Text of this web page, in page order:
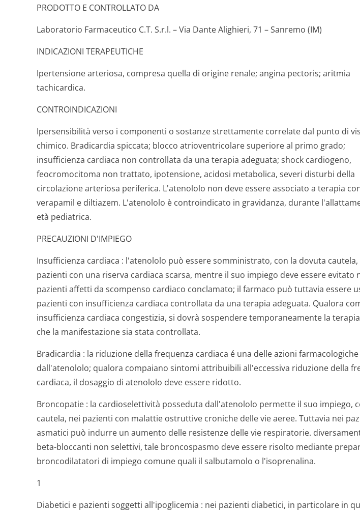
PRODOTTO E CONTROLLATO DA
Laboratorio Farmaceutico C.T. S.r.l. – Via Dante Alighieri, 71 – Sanremo (IM)
INDICAZIONI TERAPEUTICHE
Ipertensione arteriosa, compresa quella di origine renale; angina pectoris; aritmia
tachicardica.
CONTROINDICAZIONI
Ipersensibilità verso i componenti o sostanze strettamente correlate dal punto di
chimico. Bradicardia spiccata; blocco atrioventricolare superiore al primo grado;
insufficienza cardiaca non controllata da una terapia adeguata; shock cardiogeno,
feocromocitoma non trattato, ipotensione, acidosi metabolica, severi disturbi della
circolazione arteriosa periferica. L'atenololo non deve essere associato a terapia
verapamil e diltiazem. L'atenololo è controindicato in gravidanza, durante
età pediatrica.
PRECAUZIONI D'IMPIEGO
Insufficienza cardiaca : l'atenololo può essere somministrato, con la dovuta cautela,
pazienti con una riserva cardiaca scarsa, mentre il suo impiego deve essere evitato
pazienti affetti da scompenso cardiaco conclamato; il farmaco può tuttavia essere
pazienti con insufficienza cardiaca controllata da una terapia adeguata. Qualora
insufficienza cardiaca congestizia, si dovrà sospendere temporaneamente la
che la manifestazione sia stata controllata.
Bradicardia : la riduzione della frequenza cardiaca é una delle azioni
dall'atenololo; qualora compaiano sintomi attribuibili all'eccessiva riduzione della
cardiaca, il dosaggio di atenololo deve essere ridotto.
Broncopatie : la cardioselettività posseduta dall'atenololo permette il suo impiego,
cautela, nei pazienti con malattie ostruttive croniche delle vie aeree. Tuttavia nei
asmatici può indurre un aumento delle resistenze delle vie respiratorie.
beta-bloccanti non selettivi, tale broncospasmo deve essere risolto mediante
broncodilatatori di impiego comune quali il salbutamolo o l'isoprenalina.
1
Diabetici e pazienti soggetti all'ipoglicemia : nei pazienti diabetici, in particolare in